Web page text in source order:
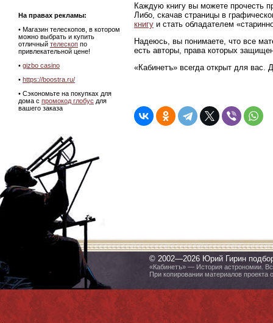
На правах рекламы:
• Магазин телескопов, в котором
можно выбрать и купить
отличный телескоп по
привлекательной цене!
• gizbo casino
• https://boostra.ru/
• Сэкономьте на покупках для
дома с промокод глобус для
вашего заказа
Каждую книгу вы можете прочесть
Либо, скачав страницы в
книгу и стать обладателем
Надеюсь, вы понимаете, что все
есть авторы, права которых
«Кабинетъ» всегда открыт для вас.
© 2002—2026 Юрий Гирин
«Кабинетъ» — История астрономии.
При копировании материалов проекта